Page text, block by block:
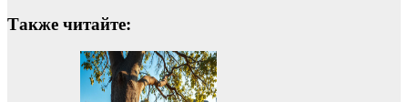
Также читайте: